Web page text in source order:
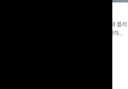
[데일리부터 여행룩까지]감각적인 레터링 티셔츠와 플레
어 핏 반바지가 함께 구성된 세트 아이템으로, 편안하면